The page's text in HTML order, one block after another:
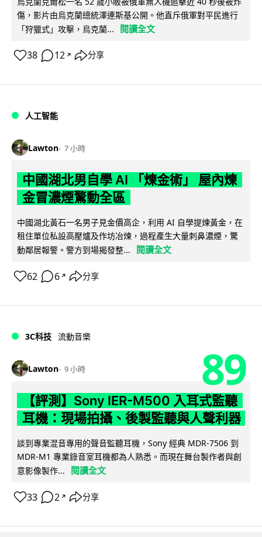
傷，影片由烏克蘭總統澤連斯基公開。他直斥俄軍對平民進行
「狩獵式」攻擊，烏克蘭...
閱讀全文
38 12 ↗ 分享
人工智能
Lawton 7 小時
中國湖北男自學 AI 「煉金術」 屋內煉
金冒濃煙驚動全區
中國湖北黃石一名男子見金價高企，利用 AI 自學提煉黃金，在
租住單位私設高壓爐及作坊冶煉，過程產生大量刺鼻濃煙，驚
動鄰居報警。警方到場揭發整...
閱讀全文
62 6 ↗ 分享
3C科技 流動音樂
Lawton 9 小時 89
【評測】Sony IER-M500 入耳式監聽
耳機：現場拍攝、後製監聽與人聲利器
談到專業混音專用的聲音監聽耳機，Sony 經典 MDR-7506 到
MDR-M1 專業錄音室耳機都為人熟悉。而現在舞台製作者與創
意影像製作...
閱讀全文
33 2 ↗ 分享